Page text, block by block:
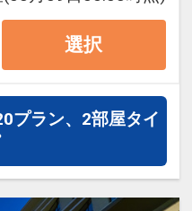
す。可愛いうさ
ので、散策しな
ださいね。
日～2026年9月
番号：DP-1-
ンキングで幾度と
ばれています。
』に登録されま
道の1つ『龍源寺
られた当時のノミ
に散策すること
ができます。町
♪（２）
約５０分
、船頭さんのガ
５０分かけてゆ
花などを眺めな
できます。冬の
りながらの遊覧
《 オリジナル寝
度スプリングを使
団は高いダウン
優れています。
タイプを用意し
てご利用いただ
は使い勝手良し、
マッサージチェ
備しておりま
１：００ ／ ６：
選択
プラン、2部屋タイ